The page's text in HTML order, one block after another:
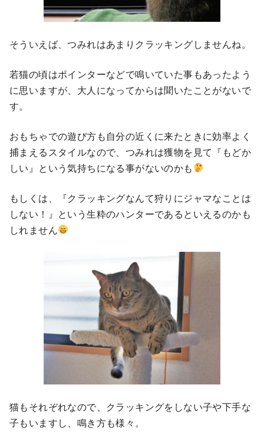
そういえば、つみれはあまりクラッキングしませんね。
若猫の頃はポインターなどで鳴いていた事もあったよう
に思いますが、大人になってからは聞いたことがないで
す。
おもちゃでの遊び方も自分の近くに来たときに効率よく
捕まえるスタイルなので、つみれは獲物を見て『もどか
しい』という気持ちになる事がないのかも
もしくは、『クラッキングなんて狩りにジャマなことは
しない！』という生粋のハンターであるといえるのかも
しれません
猫もそれぞれなので、クラッキングをしない子や下手な
子もいますし、鳴き方も様々。